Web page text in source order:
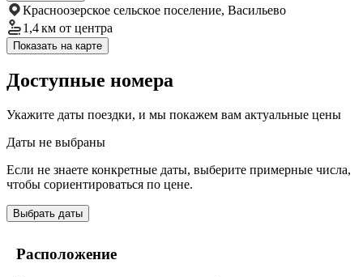
Красноозерское сельское поселение, Васильево
1,4 км от центра
Показать на карте
Доступные номера
Укажите даты поездки, и мы покажем вам актуальные цены
Даты не выбраны
Если не знаете конкретные даты, выберите примерные числа,
чтобы сориентироваться по цене.
Выбрать даты
Расположение